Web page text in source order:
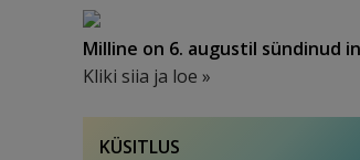
Milline on 6. augustil sündinud
Kliki siia ja loe »
KÜSITLUS